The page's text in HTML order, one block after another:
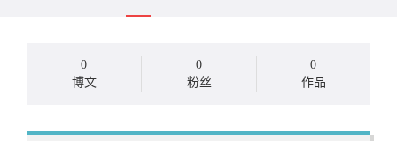
0
博文
0
粉丝
0
作品